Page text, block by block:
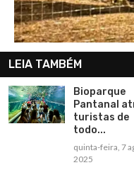
Onça Macau
LEIA TAMBÉM
Bioparque
Pantanal
turistas de
todo...
quinta-feira, 7
2025